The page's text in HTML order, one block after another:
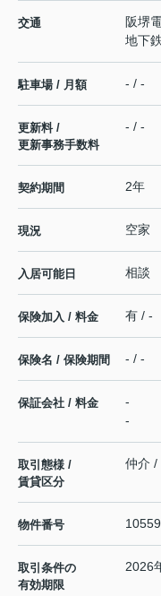
交通 阪堺
地下
駐車場 / 月額 - / -
更新料 /
更新事務手数料
- / -
契約期間 2年
現況 空家
入居可能日 相談
保険加入 / 料金 有 / -
保険名 / 保険期間 - / -
保証会社 / 料金
-
-
取引態様 /
賃貸区分
仲介 /
物件番号
取引条件の
有効期限
2026